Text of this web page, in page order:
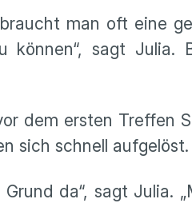
man oft eine
können“, sagt Julia.
dem ersten Treffen
sich schnell aufgelöst.
Grund da“, sagt